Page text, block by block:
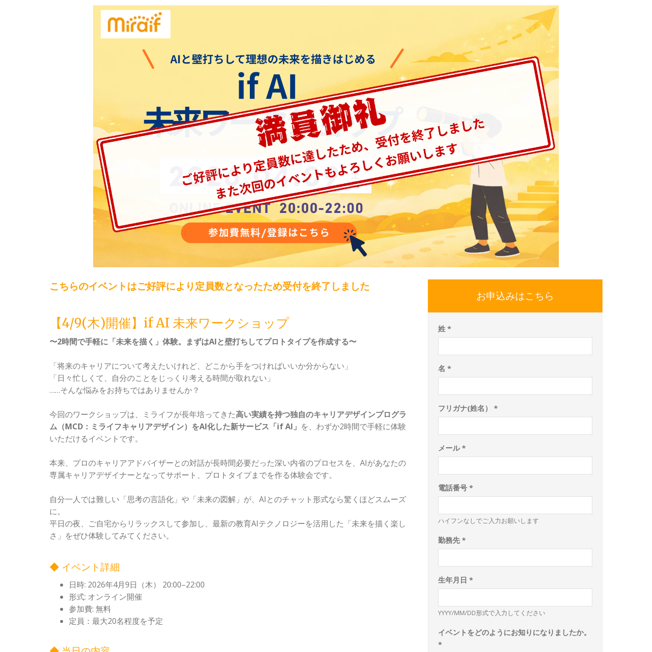
こちらのイベントはご好評により定員数となったため受付を終了しました
【4/9(木)開催】if AI 未来ワークショップ
〜2時間で手軽に「未来を描く」体験。まずはAIと壁打ちしてプロトタイプを作成する〜
「将来のキャリアについて考えたいけれど、どこから手をつければいいか分からない」
「日々忙しくて、自分のことをじっくり考える時間が取れない」
……そんな悩みをお持ちではありませんか？
今回のワークショップは、ミライフが長年培ってきた高い実績を持つ独自のキャリアデザインプログラ
ム（MCD：ミライフキャリアデザイン）をAI化した新サービス「if AI」 を、わずか2時間で手軽に体験
いただけるイベントです。
本来、プロのキャリアアドバイザーとの対話が長時間必要だった深い内省のプロセスを、AIがあなたの
専属キャリアデザイナーとなってサポート、プロトタイプまでを作る体験会です。
自分一人では難しい「思考の言語化」や「未来の図解」が、AIとのチャット形式なら驚くほどスムーズ
に。
平日の夜、ご自宅からリラックスして参加し、最新の教育AIテクノロジーを活用した「未来を描く楽し
さ」をぜひ体験してみてください。
◆ イベント詳細
日時: 2026年4月9日（木） 20:00–22:00
形式: オンライン開催
参加費: 無料
定員：最大20名程度を予定
お申込みはこちら
姓 *
名 *
フリガナ(姓名） *
メール *
電話番号 *
ハイフンなしでご入力お願いします
勤務先 *
生年月日 *
YYYY/MM/DD形式で入力してください
イベントをどのようにお知りになりましたか。
*